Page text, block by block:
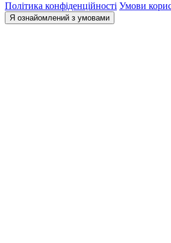
Політика конфіденційності Умови
Я ознайомлений з умовами